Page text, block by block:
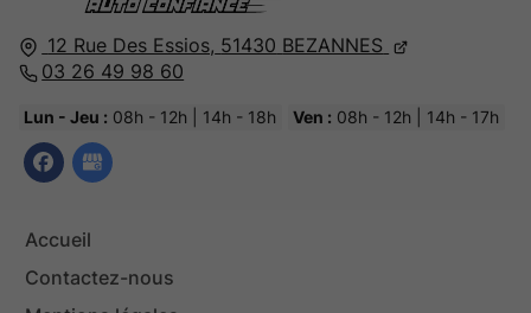
12 Rue Des Essios, 51430 BEZANNES
03 26 49 98 60
Lun - Jeu : 08h - 12h | 14h - 18h Ven : 08h - 12h | 14h - 17h
Accueil
Contactez-nous